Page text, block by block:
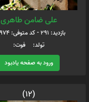
علی ضامن طاهری
بازدید: 291 - کد متوفی: 39974
تولد: فوت:
ورود به صفحه یادبود
(12)